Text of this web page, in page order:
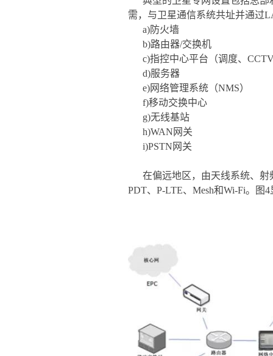
需，与卫星通信系统共址并通过
a)防火墙
b)路由器/交换机
c)指控中心平台（调度、
d)服务器
e)网络管理系统（NMS）
f)移动交换中心
g)无线基站
h)WAN网关
i)PSTN网关
在偏远地区，由天线系统、
PDT、P-LTE、Mesh和Wi-Fi。图